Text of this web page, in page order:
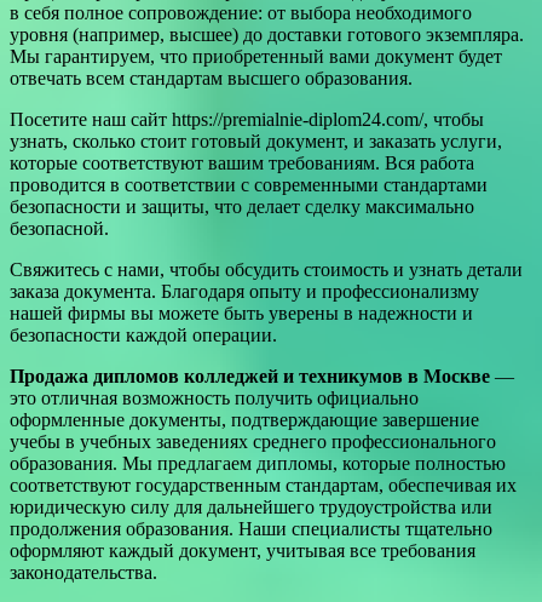
в себя полное сопровождение: от выбора необходимого
уровня (например, высшее) до доставки готового экземпляра.
Мы гарантируем, что приобретенный вами документ будет
отвечать всем стандартам высшего образования.
Посетите наш сайт https://premialnie-diplom24.com/, чтобы
узнать, сколько стоит готовый документ, и заказать услуги,
которые соответствуют вашим требованиям. Вся работа
проводится в соответствии с современными стандартами
безопасности и защиты, что делает сделку максимально
безопасной.
Свяжитесь с нами, чтобы обсудить стоимость и узнать детали
заказа документа. Благодаря опыту и профессионализму
нашей фирмы вы можете быть уверены в надежности и
безопасности каждой операции.
Продажа дипломов колледжей и техникумов в Москве —
это отличная возможность получить официально
оформленные документы, подтверждающие завершение
учебы в учебных заведениях среднего профессионального
образования. Мы предлагаем дипломы, которые полностью
соответствуют государственным стандартам, обеспечивая их
юридическую силу для дальнейшего трудоустройства или
продолжения образования. Наши специалисты тщательно
оформляют каждый документ, учитывая все требования
законодательства.